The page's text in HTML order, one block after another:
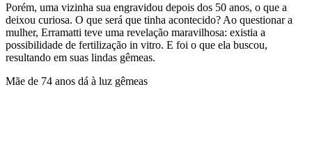
Porém, uma vizinha sua engravidou depois dos 50 anos, o que a
deixou curiosa. O que será que tinha acontecido? Ao questionar a
mulher, Erramatti teve uma revelação maravilhosa: existia a
possibilidade de fertilização in vitro. E foi o que ela buscou,
resultando em suas lindas gêmeas.
Mãe de 74 anos dá à luz gêmeas